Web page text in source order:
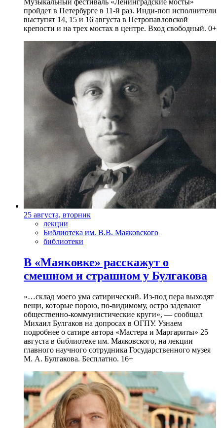
Музыкальный фестиваль «Ленинградские мосты»
пройдет в Петербурге в 11-й раз. Инди-поп исполнители
выступят 14, 15 и 16 августа в Петропавловской
крепости и на трех мостах в центре. Вход свободный. 0+
25 августа, вторник
лекции
Библиотека им. В.В. Маяковского
библиотеки
В «Маяковке» расскажут о
смешном и страшном у Булгакова
»…склад моего ума сатирический. Из-под пера выходят
вещи, которые порою, по-видимому, остро задевают
общественно-коммунистические круги», — сообщал
Михаил Булгаков на допросах в ОГПУ. Узнаем
подробнее о сатире автора «Мастера и Маргариты» 25
августа в библиотеке им. Маяковского, на лекции
главного научного сотрудника Государственного музея
М. А. Булгакова. Бесплатно. 16+